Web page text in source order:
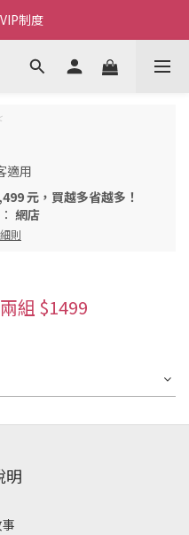
生活~
制度
使用說明
適用
元，買越多省越多！
網店
則
組 $1499
明